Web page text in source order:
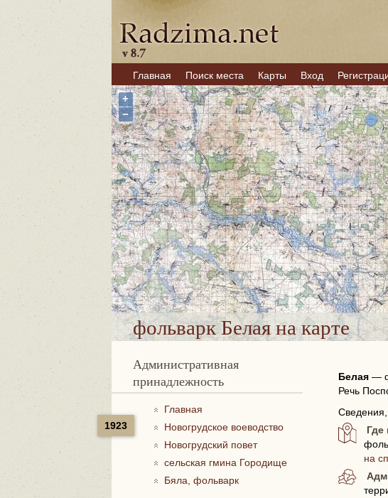
Главная Поиск места Карты Вход
+
−
фольварк Белаяна карте
Административная
принадлежность
1923
Главная
Новогрудское воеводство
Новогрудский повет
сельская гмина Городище
Бяла, фольварк
Белая—
Речь
Где
на